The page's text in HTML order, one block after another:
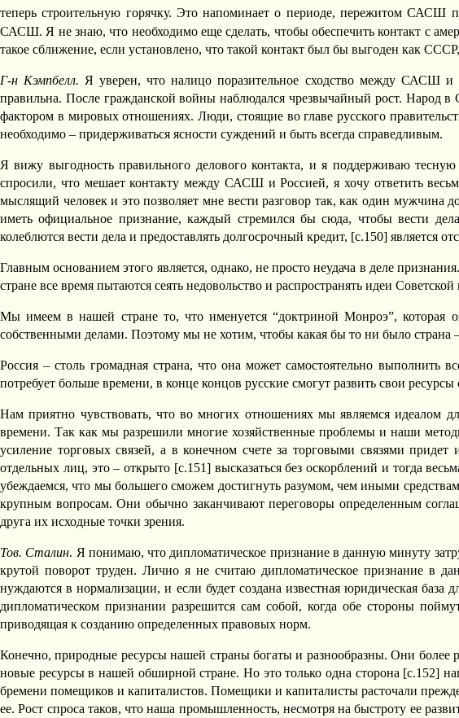
теперь строительную горячку. Это напоминает о периоде, пережитом САСШ
САСШ. Я не знаю, что необходимо еще сделать, чтобы обеспечить контакт с
такое сближение, если установлено, что такой контакт был бы выгоден как
Г-н Кэмпбелл. Я уверен, что налицо поразительное сходство между САСШ
правильна. После гражданской войны наблюдался чрезвычайный рост. Народ
фактором в мировых отношениях. Люди, стоящие во главе русского
необходимо – придерживаться ясности суждений и быть всегда справедливым.
Я вижу выгодность правильного делового контакта, и я поддерживаю
спросили, что мешает контакту между САСШ и Россией, я хочу ответить
мыслящий человек и это позволяет мне вести разговор так, как один
иметь официальное признание, каждый стремился бы сюда, чтобы вести
колеблются вести дела и предоставлять долгосрочный кредит, [c.150] является
Главным основанием этого является, однако, не просто неудача в деле
стране все время пытаются сеять недовольство и распространять идеи Советской
Мы имеем в нашей стране то, что именуется “доктриной Монроэ”,
собственными делами. Поэтому мы не хотим, чтобы какая бы то ни было
Россия – столь громадная страна, что она может самостоятельно выполнить
потребует больше времени, в конце концов русские смогут развить свои ресурсы
Нам приятно чувствовать, что во многих отношениях мы являемся идеалом
времени. Так как мы разрешили многие хозяйственные проблемы и наши
усиление торговых связей, а в конечном счете за торговыми связями
отдельных лиц, это – открыто [c.151] высказаться без оскорблений и тогда
убеждаемся, что мы большего сможем достигнуть разумом, чем иными
крупным вопросам. Они обычно заканчивают переговоры определенным
друга их исходные точки зрения.
Тов. Сталин. Я понимаю, что дипломатическое признание в данную минуту
крутой поворот труден. Лично я не считаю дипломатическое признание в
нуждаются в нормализации, и если будет создана известная юридическая
дипломатическом признании разрешится сам собой, когда обе стороны
приводящая к созданию определенных правовых норм.
Конечно, природные ресурсы нашей страны богаты и разнообразны. Они более
новые ресурсы в нашей обширной стране. Но это только одна сторона [c.152]
бремени помещиков и капиталистов. Помещики и капиталисты расточали
ее. Рост спроса таков, что наша промышленность, несмотря на быстроту ее